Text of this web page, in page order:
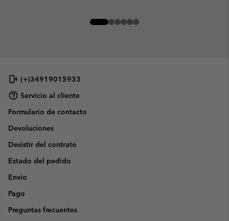
(+)34919015933
Servicio al cliente
Formulario de contacto
Devoluciones
Desistir del contrato
Estado del pedido
Envío
Pago
Preguntas frecuentes